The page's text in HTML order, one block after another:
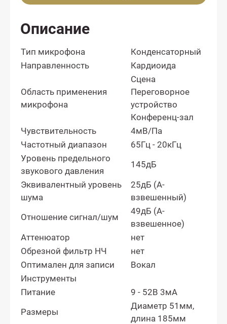
Описание
Тип микрофона
Конденсаторный
Направленность
Кардиоида
Область применения
микрофона
Сцена
Переговорное
устройство
Конференц-зал
Чувствительность
4мВ/Па
Частотный диапазон
65Гц - 20кГц
Уровень предельного
звукового давления
145дБ
Эквивалентный уровень
шума
25дБ (A-
взвешенный)
Отношение сигнал/шум
49дБ (A-
взвешенное)
Аттенюатор
нет
Обрезной фильтр НЧ
нет
Оптимален для записи
Вокал
Инструменты
Питание
9 - 52В 3мА
Размеры
Диаметр 51мм,
длина 185мм